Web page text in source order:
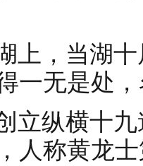
上，当湖
一无是处
立纵横十
人称黄龙